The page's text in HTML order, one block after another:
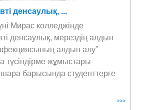
денсаулық, ...
Мирас колледжінде
денсаулық, мерездің алдын
алдын алу”
түсіндірме жұмыстары
шара барысында студенттерге
>>>